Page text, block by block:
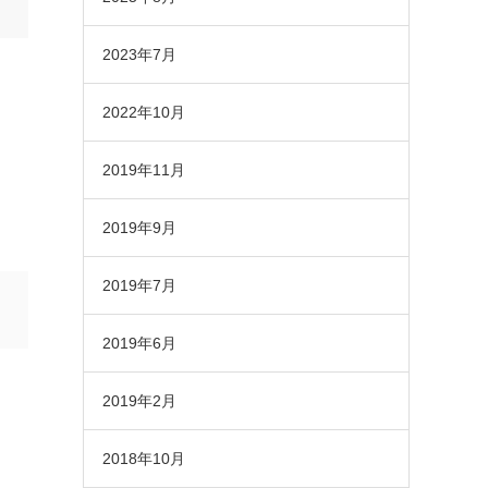
2023年7月
2022年10月
2019年11月
2019年9月
2019年7月
2019年6月
2019年2月
2018年10月